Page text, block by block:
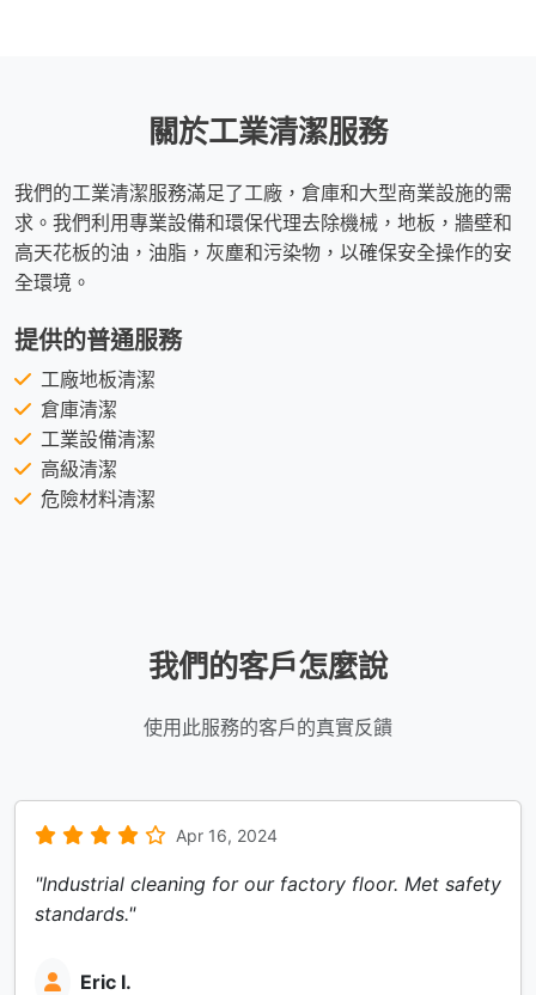
關於工業清潔服務
我們的工業清潔服務滿足了工廠，倉庫和大型商業設施的需
求。我們利用專業設備和環保代理去除機械，地板，牆壁和
高天花板的油，油脂，灰塵和污染物，以確保安全操作的安
全環境。
提供的普通服務
工廠地板清潔
倉庫清潔
工業設備清潔
高級清潔
危險材料清潔
我們的客戶怎麼說
使用此服務的客戶的真實反饋
Apr 16, 2024
"Industrial cleaning for our factory floor. Met safety
standards."
Eric I.